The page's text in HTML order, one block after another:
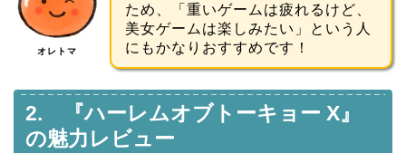
オレトマ
ため、「重いゲームは疲れるけど、
美女ゲームは楽しみたい」という人
にもかなりおすすめです！
2. 『ハーレムオブトーキョー X』
の魅力レビュー